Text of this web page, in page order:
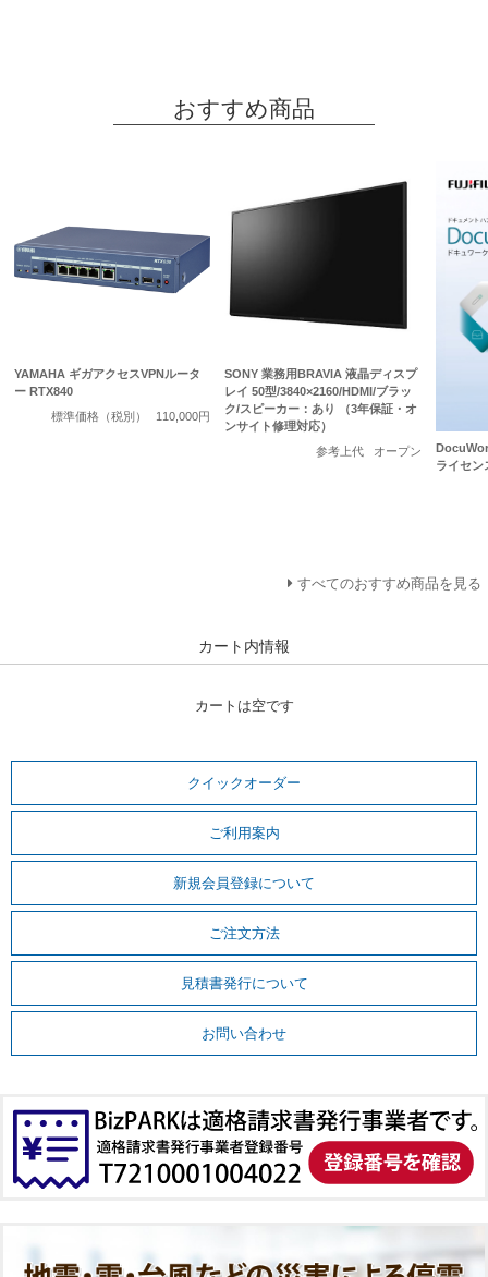
おすすめ商品
YAMAHA ギガアクセスVPNルータ
ー RTX840
標準価格（税別）
110,000円
SONY 業務用BRAVIA 液晶ディスプ
レイ 50型/3840×2160/HDMI/ブラッ
ク/スピーカー：あり （3年保証・オ
ンサイト修理対応）
参考上代
オープン
ライセン
すべてのおすすめ商品を見る
カート内情報
カートは空です
クイックオーダー
ご利用案内
新規会員登録について
ご注文方法
見積書発行について
お問い合わせ